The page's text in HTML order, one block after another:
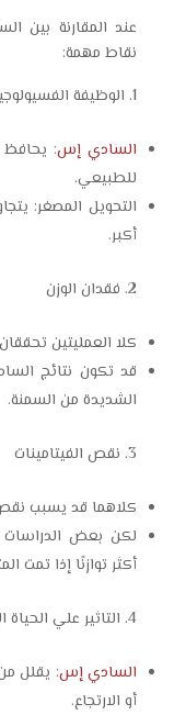
نقاط مهمة:
الوظيفة
السادي إس:
للطبيعي.
التحويل المصغر:
أكبر.
فقدان الوزن
كلا العمليتين
قد تكون نتائج
الشديدة من السمنة.
نقص الفيتامينات
كلاهما قد يسبب نقص
لكن بعض
أكثر توازنًا إذا تمت
التاثير علي الحياة
السادي إس: يقلل
أو الارتجاع.